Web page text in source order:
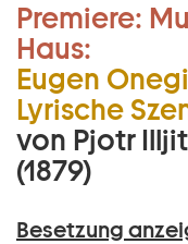
Premiere:
Haus:
Eugen
Lyrische
von Pjotr
(1879)
Besetzung